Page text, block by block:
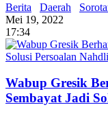
Berita Daerah
Mei 19, 2022
17:34
Wabup Gresik
Sembayat Jadi